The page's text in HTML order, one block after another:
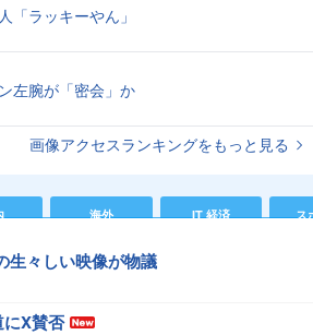
「ラッキーやん」
左腕が「密会」か
画像アクセスランキングをもっと見る
海外 IT 経済 ス
生々しい映像が物議
X賛否